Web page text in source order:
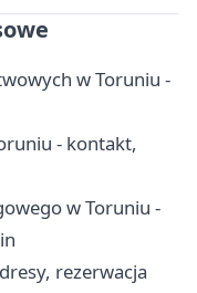
w Toruniu -
- kontakt,
w Toruniu -
rezerwacja